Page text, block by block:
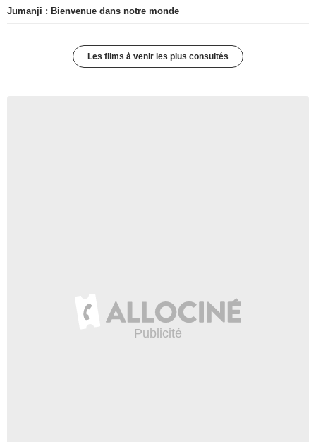
Jumanji : Bienvenue dans notre monde
Les films à venir les plus consultés